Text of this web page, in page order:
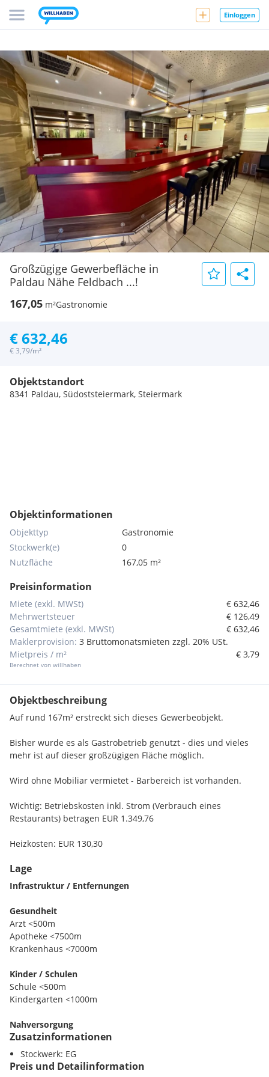
Einloggen
Großzügige Gewerbefläche in
Paldau Nähe Feldbach ...!
167,05 m²Gastronomie
€ 632,46
€ 3,79/m²
Objektstandort
8341 Paldau, Südoststeiermark, Steiermark
Objektinformationen
Objekttyp
Gastronomie
Stockwerk(e)
0
Nutzfläche
167,05 m²
Preisinformation
Miete (exkl. MWSt)
€ 632,46
Mehrwertsteuer
€ 126,49
Gesamtmiete (exkl. MWSt)
€ 632,46
Maklerprovision: 3 Bruttomonatsmieten zzgl. 20% USt.
Mietpreis / m²
Berechnet von willhaben
€ 3,79
Objektbeschreibung
Auf rund 167m² erstreckt sich dieses Gewerbeobjekt.
Bisher wurde es als Gastrobetrieb genutzt - dies und vieles
mehr ist auf dieser großzügigen Fläche möglich.
Wird ohne Mobiliar vermietet - Barbereich ist vorhanden.
Wichtig: Betriebskosten inkl. Strom (Verbrauch eines
Restaurants) betragen EUR 1.349,76
Heizkosten: EUR 130,30
Miete von EUR 2112,52 bereits inkl. BK, HK & Strom (exkl.
USt.)
Lage
Infrastruktur / Entfernungen
Gesundheit
Arzt <500m
Apotheke <7500m
Krankenhaus <7000m
Kinder / Schulen
Schule <500m
Kindergarten <1000m
Nahversorgung
Supermarkt <1000m
Bäckerei <6000m
Einkaufszentrum <7000m
Zusatzinformationen
Stockwerk: EG
Preis und Detailinformation